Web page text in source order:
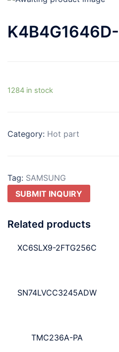
1284 in stock
Category: Hot part
Tag: SAMSUNG
SUBMIT INQUIRY
Related products
XC6SLX9-2FTG256C
SN74LVCC3245ADW
TMC236A-PA